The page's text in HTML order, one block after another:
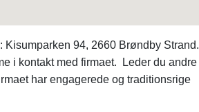
94, 2660 Brøndby Strand.
i kontakt med firmaet. Leder du andre
har engagerede og traditionsrige